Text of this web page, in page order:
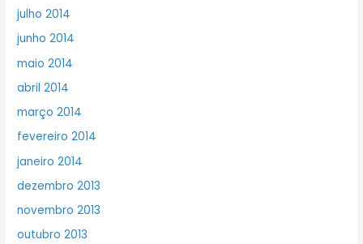
julho 2014
junho 2014
maio 2014
abril 2014
março 2014
fevereiro 2014
janeiro 2014
dezembro 2013
novembro 2013
outubro 2013